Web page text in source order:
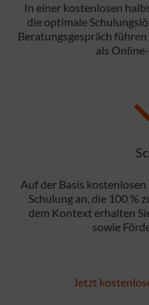
In einer kostenlosen
die optimale
Beratungsgespräch
als
Auf der Basis
Schulung an, die 100 %
dem Kontext erhalten
sowie
Jetzt